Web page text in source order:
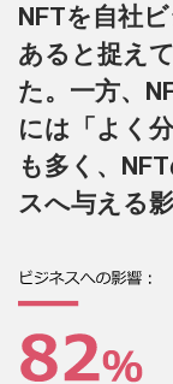
NFTを自社
あると捉え
た。一方、
には「よく
も多く、
スへ与える